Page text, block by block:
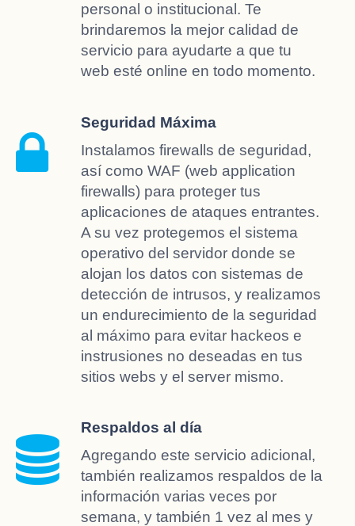
personal o institucional. Te
brindaremos la mejor calidad de
servicio para ayudarte a que tu
web esté online en todo momento.
Seguridad Máxima
Instalamos firewalls de seguridad,
así como WAF (web application
firewalls) para proteger tus
aplicaciones de ataques entrantes.
A su vez protegemos el sistema
operativo del servidor donde se
alojan los datos con sistemas de
detección de intrusos, y realizamos
un endurecimiento de la seguridad
al máximo para evitar hackeos e
instrusiones no deseadas en tus
sitios webs y el server mismo.
Respaldos al día
Agregando este servicio adicional,
también realizamos respaldos de la
información varias veces por
semana, y también 1 vez al mes y